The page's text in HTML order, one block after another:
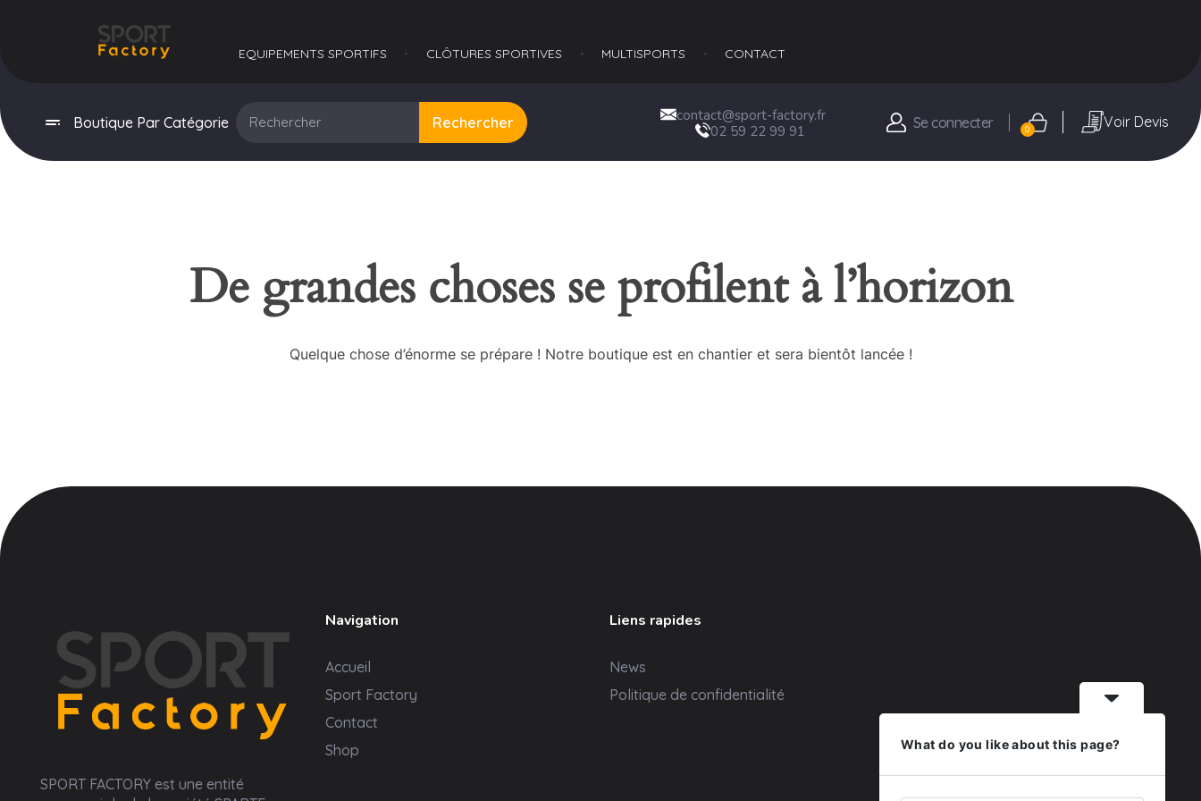
EQUIPEMENTS SPORTIFS​ CLÔTURES SPORTIVES MULTISPORTS​ CONTACT
Boutique Par Catégorie Rechercher
contact@sport-factory.fr
02 59 22 99 91
Se connecter 0 Voir Devis
De grandes choses se profilent à l’horizon
Quelque chose d’énorme se prépare ! Notre boutique est en chantier et sera bientôt lancée !
SPORT FACTORY est une entité
Navigation
Accueil
Sport Factory
Contact
Shop
Liens rapides
News
Politique de confidentialité
What do you like about this page?